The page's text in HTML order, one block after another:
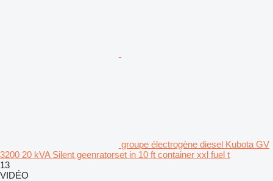
groupe électrogène diesel Kubota GV
3200 20 kVA Silent geenratorset in 10 ft container xxl fuel t
13
VIDÉO